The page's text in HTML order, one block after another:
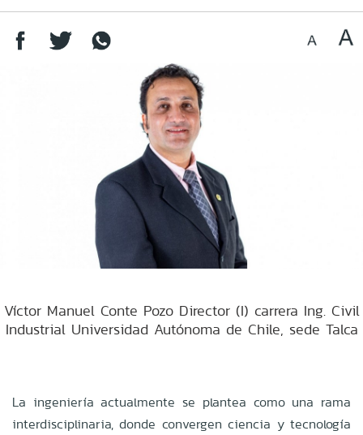
Víctor Manuel Conte Pozo Director (I) carrera Ing. Civil
Industrial Universidad Autónoma de Chile, sede Talca
La ingeniería actualmente se plantea como una rama
interdisciplinaria, donde convergen ciencia y tecnología